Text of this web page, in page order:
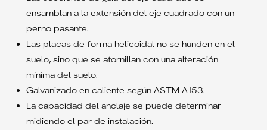
ensamblan a la extensión del eje cuadrado con un
perno pasante.
Las placas de forma helicoidal no se hunden en el
suelo, sino que se atornillan con una alteración
mínima del suelo.
Galvanizado en caliente según ASTM A153.
La capacidad del anclaje se puede determinar
midiendo el par de instalación.